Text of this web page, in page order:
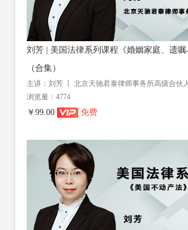
刘芳 | 美国法律系列课程《婚姻家庭、遗嘱
（合集）
主讲：刘芳 丨 北京天驰君泰律师事务所高级合伙人
浏览量：4774
￥99.00 免费